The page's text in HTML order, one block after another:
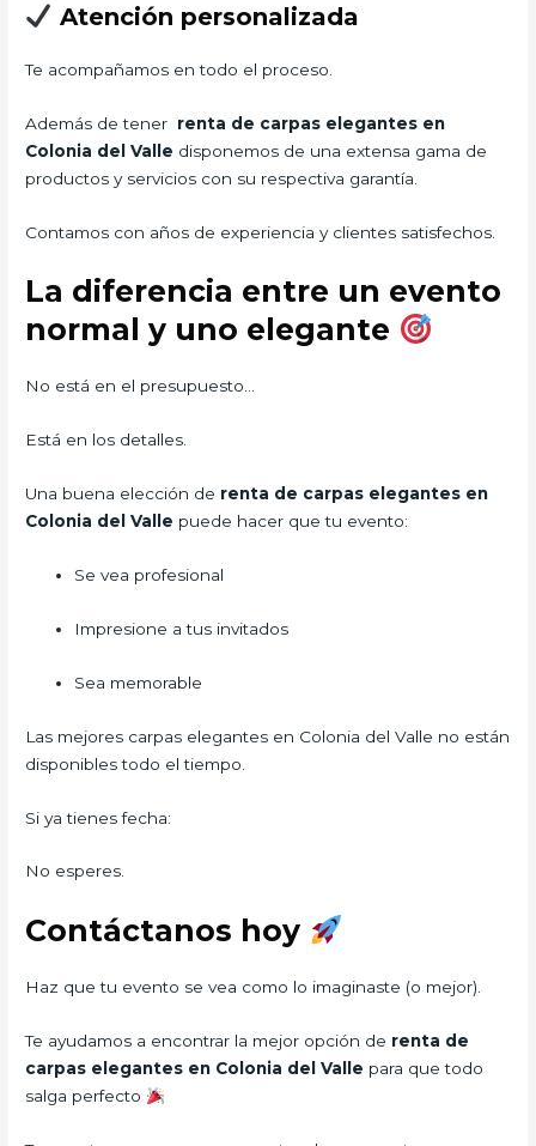
Atención personalizada
Te acompañamos en todo el proceso.
Además de tener renta de carpas elegantes en
Colonia del Valle disponemos de una extensa gama de
productos y servicios con su respectiva garantía.
Contamos con años de experiencia y clientes satisfechos.
La diferencia entre un evento
normal y uno elegante
No está en el presupuesto…
Está en los detalles.
Una buena elección de renta de carpas elegantes en
Colonia del Valle puede hacer que tu evento:
Se vea profesional
Impresione a tus invitados
Sea memorable
Las mejores carpas elegantes en Colonia del Valle no están
disponibles todo el tiempo.
Si ya tienes fecha:
No esperes.
Contáctanos hoy
Haz que tu evento se vea como lo imaginaste (o mejor).
Te ayudamos a encontrar la mejor opción de renta de
carpas elegantes en Colonia del Valle para que todo
salga perfecto